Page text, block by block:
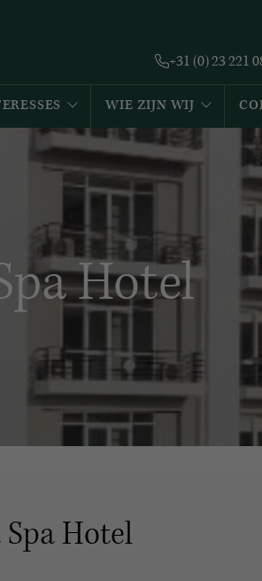
+31 (0) 23 221
WIE ZIJN WIJ
Hotel
Hotel